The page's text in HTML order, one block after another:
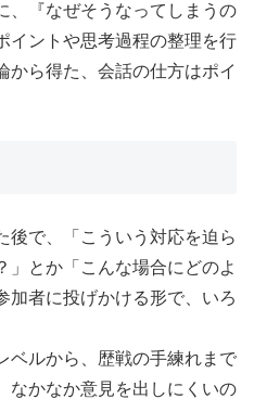
、『なぜそうなってしまうの
イントや思考過程の整理を行
から得た、会話の仕方はポイ
後で、「こういう対応を迫ら
」とか「こんな場合にどのよ
加者に投げかける形で、いろ
ベルから、歴戦の手練れまで
なかなか意見を出しにくいの